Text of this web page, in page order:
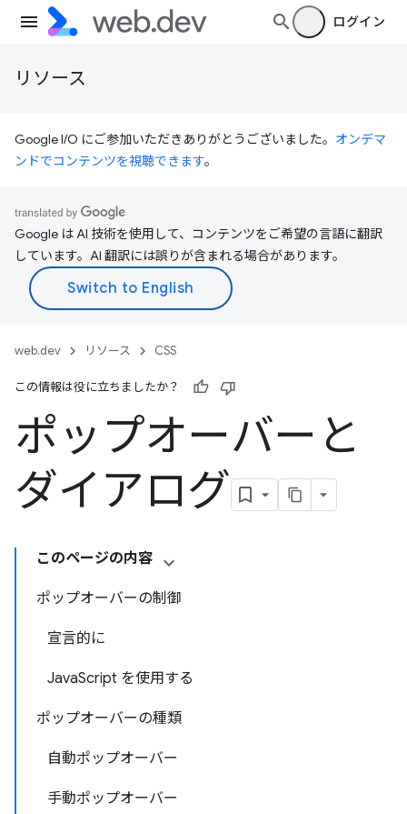
ログイン
リソース
Google I/O にご参加いただきありがとうございました。 オンデマ
ンドでコンテンツを視聴できます。
Google は AI 技術を使用して、コンテンツをご希望の言語に翻訳
しています。AI 翻訳には誤りが含まれる場合があります。
web.dev リソース CSS
この情報は役に立ちましたか？
ポップオーバーと
ダイアログ
このページの内容
ポップオーバーの制御
宣言的に
JavaScript を使用する
ポップオーバーの種類
自動ポップオーバー
手動ポップオーバー